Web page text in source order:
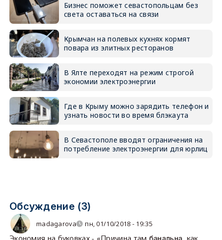
Бизнес поможет севастопольцам без
света оставаться на связи
Крымчан на полевых кухнях кормят
повара из элитных ресторанов
В Ялте переходят на режим строгой
экономии электроэнергии
Где в Крыму можно зарядить телефон и
узнать новости во время блэкаута
В Севастополе вводят ограничения на
потребление электроэнергии для юрлиц
Обсуждение (3)
madagarova пн, 01/10/2018 - 19:35
Экономия на буковках - «Причина там , как